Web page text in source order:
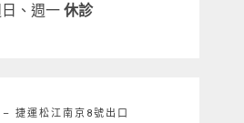
、週一 休診
捷運松江南京8號出口